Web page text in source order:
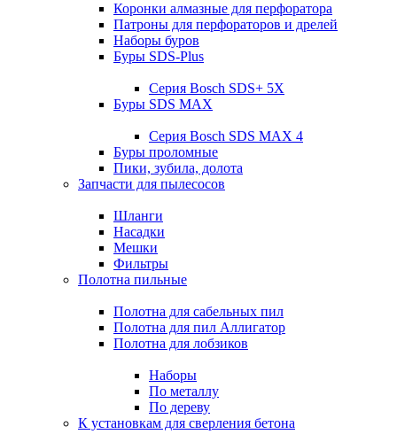
Коронки алмазные для перфоратора
Патроны для перфораторов и дрелей
Наборы буров
Буры SDS-Plus
Серия Bosch SDS+ 5X
Буры SDS MAX
Серия Bosch SDS MAX 4
Буры проломные
Пики, зубила, долота
Запчасти для пылесосов
Шланги
Насадки
Мешки
Фильтры
Полотна пильные
Полотна для сабельных пил
Полотна для пил Аллигатор
Полотна для лобзиков
Наборы
По металлу
По дереву
К установкам для сверления бетона